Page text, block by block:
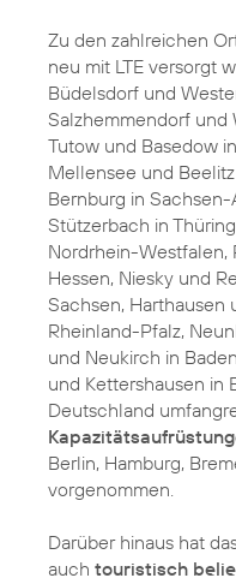
Zu den zahlreichen
neu mit LTE versorgt
Büdelsdorf und
Salzhemmendorf und
Tutow und Basedow
Mellensee und
Bernburg in
Stützerbach in
Nordrhein-Westfalen,
Hessen, Niesky und
Sachsen, Harthausen
Rheinland-Pfalz,
und Neukirch in
und Kettershausen in
Deutschland
Berlin, Hamburg,
vorgenommen.
Darüber hinaus hat
auch touristisch